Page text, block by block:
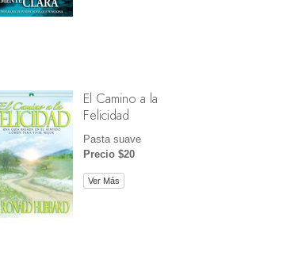
El Camino a la
Felicidad
Pasta suave
Precio $20
Ver Más